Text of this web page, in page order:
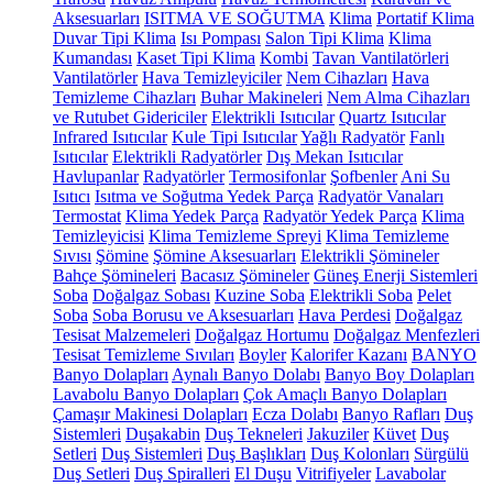
Aksesuarları ISITMA VE SOĞUTMA Klima Portatif Klima
Duvar Tipi Klima Isı Pompası Salon Tipi Klima Klima
Kumandası Kaset Tipi Klima Kombi Tavan Vantilatörleri
Vantilatörler Hava Temizleyiciler Nem Cihazları Hava
Temizleme Cihazları Buhar Makineleri Nem Alma Cihazları
ve Rutubet Gidericiler Elektrikli Isıtıcılar Quartz Isıtıcılar
Infrared Isıtıcılar Kule Tipi IsıtıcılarYağlı Radyatör Fanlı
Isıtıcılar Elektrikli Radyatörler Dış Mekan Isıtıcılar
Havlupanlar Radyatörler Termosifonlar Şofbenler Ani Su
Isıtıcı Isıtma ve Soğutma Yedek Parça Radyatör Vanaları
Termostat Klima Yedek Parça Radyatör Yedek Parça Klima
Temizleyicisi Klima Temizleme Spreyi Klima Temizleme
Sıvısı Şömine Şömine Aksesuarları Elektrikli Şömineler
Bahçe Şömineleri Bacasız Şömineler Güneş Enerji Sistemleri
Soba Doğalgaz Sobası Kuzine Soba Elektrikli Soba Pelet
Soba Soba Borusu ve Aksesuarları Hava Perdesi Doğalgaz
Tesisat Malzemeleri Doğalgaz Hortumu Doğalgaz Menfezleri
Tesisat Temizleme Sıvıları Boyler Kalorifer Kazanı BANYO
Banyo Dolapları Aynalı Banyo Dolabı Banyo Boy Dolapları
Lavabolu Banyo Dolapları Çok Amaçlı Banyo Dolapları
Çamaşır Makinesi Dolapları Ecza Dolabı Banyo Rafları Duş
Sistemleri Duşakabin Duş Tekneleri Jakuziler Küvet Duş
Setleri Duş Sistemleri Duş Başlıkları Duş Kolonları Sürgülü
Duş Setleri Duş Spiralleri El Duşu Vitrifiyeler Lavabolar